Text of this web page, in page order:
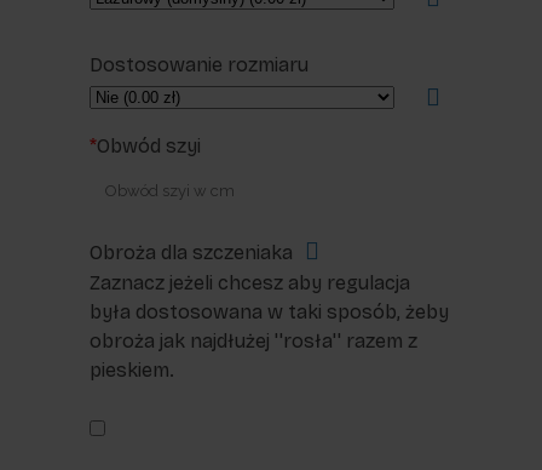
Dostosowanie rozmiaru
*Obwód szyi
Obroża dla szczeniaka
Zaznacz jeżeli chcesz aby regulacja
była dostosowana w taki sposób, żeby
obroża jak najdłużej ''rosła'' razem z
pieskiem.